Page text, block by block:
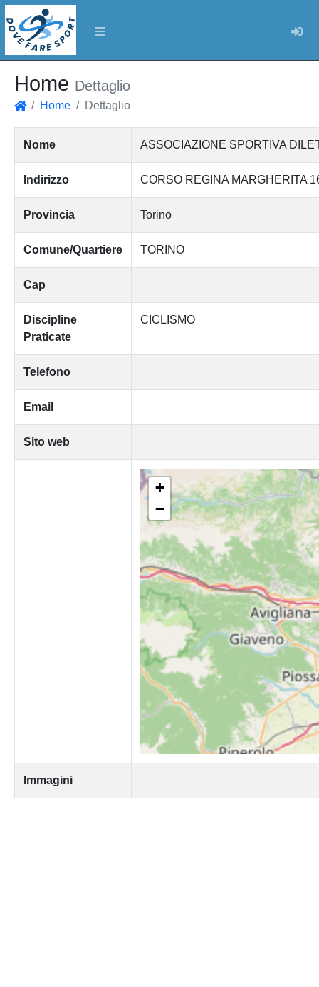
Home Dettaglio
Home Dettaglio
Nome ASSOCIAZIONE SPORTIVA
Indirizzo CORSO REGINA MARGHERITA
Provincia Torino
Comune/Quartiere TORINO
Cap
Discipline
Praticate
CICLISMO
Telefono
Email
Sito web
+
−
Immagini